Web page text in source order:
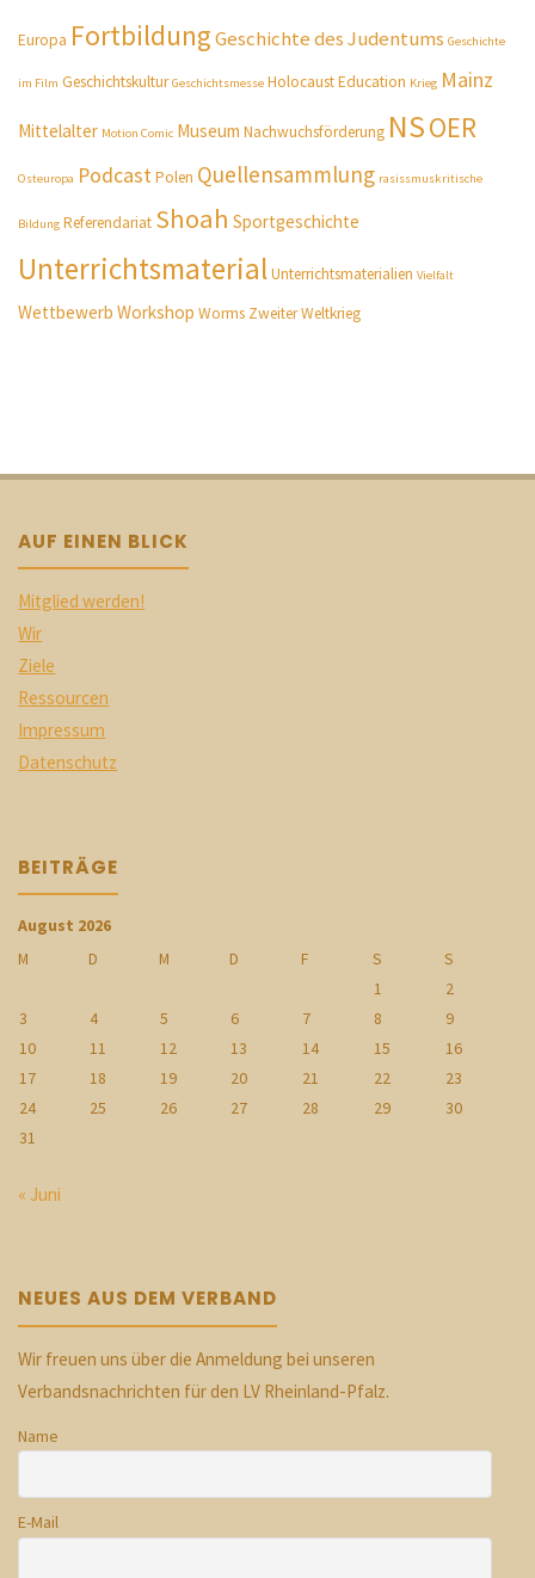
Europa Fortbildung Geschichte des Judentums Geschichte
im Film Geschichtskultur Geschichtsmesse Holocaust Education Krieg Mainz
Mittelalter Motion Comic Museum Nachwuchsförderung NSOER
Osteuropa PodcastPolen Quellensammlung rasissmuskritische
Bildung Referendariat Shoah Sportgeschichte
UnterrichtsmaterialUnterrichtsmaterialien Vielfalt
Wettbewerb Workshop Worms Zweiter Weltkrieg
AUF EINEN BLICK
Mitglied werden!
Wir
Ziele
Ressourcen
Impressum
Datenschutz
BEITRÄGE
August 2026
M
D M D F S
S
1
2
3
4 5 6 7 8
9
10
11 12 13 14 15
16
17
18 19 20 21 22
23
24
25 26 27 28 29
30
31
« Juni
NEUES AUS DEM VERBAND
Wir freuen uns über die Anmeldung bei unseren
Verbandsnachrichten für den LV Rheinland-Pfalz.
Name
E-Mail